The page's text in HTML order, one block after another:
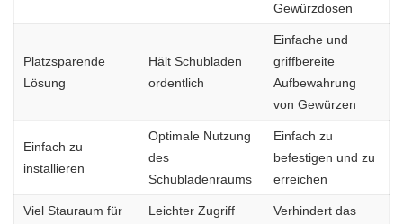
Gewürzdosen
Platzsparende
Lösung
Hält Schubladen
ordentlich
Einfache und
griffbereite
Aufbewahrung
von Gewürzen
Einfach zu
installieren
Optimale Nutzung
des
Schubladenraums
Einfach zu
befestigen und zu
erreichen
Viel Stauraum für
Leichter Zugriff
Verhindert das